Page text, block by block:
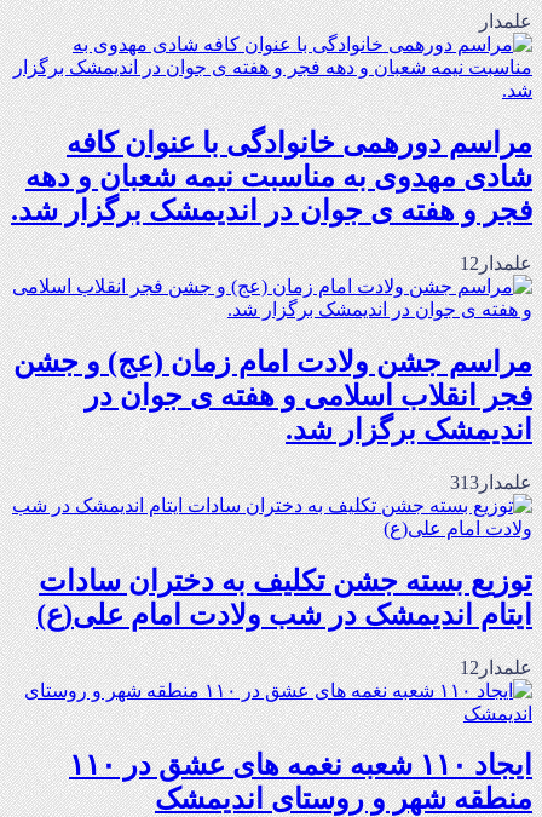
علمدار
مراسم دورهمی خانوادگی با عنوان کافه
شادی مهدوی به مناسبت نیمه شعبان و دهه
فجر و هفته ی جوان در اندیمشک برگزار شد.
علمدار12
مراسم جشن ولادت امام زمان (عج) و جشن
فجر انقلاب اسلامی و هفته ی جوان در
اندیمشک برگزار شد.
علمدار313
توزیع بسته جشن تکلیف به دختران سادات
ایتام اندیمشک در شب ولادت امام علی(ع)
علمدار12
ایجاد ۱۱۰ شعبه نغمه های عشق در ۱۱۰
منطقه شهر و روستای اندیمشک